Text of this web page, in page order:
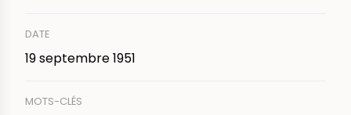
DATE
19 septembre 1951
MOTS-CLÉS